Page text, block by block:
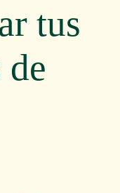
tus
de